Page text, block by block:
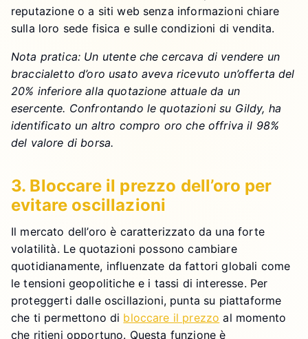
reputazione o a siti web senza informazioni chiare
sulla loro sede fisica e sulle condizioni di vendita.
Nota pratica: Un utente che cercava di vendere un
braccialetto d’oro usato aveva ricevuto un’offerta del
20% inferiore alla quotazione attuale da un
esercente. Confrontando le quotazioni su Gildy, ha
identificato un altro compro oro che offriva il 98%
del valore di borsa.
3. Bloccare il prezzo dell’oro per
evitare oscillazioni
Il mercato dell’oro è caratterizzato da una forte
volatilità. Le quotazioni possono cambiare
quotidianamente, influenzate da fattori globali come
le tensioni geopolitiche e i tassi di interesse. Per
proteggerti dalle oscillazioni, punta su piattaforme
che ti permettono di bloccare il prezzo al momento
che ritieni opportuno. Questa funzione è